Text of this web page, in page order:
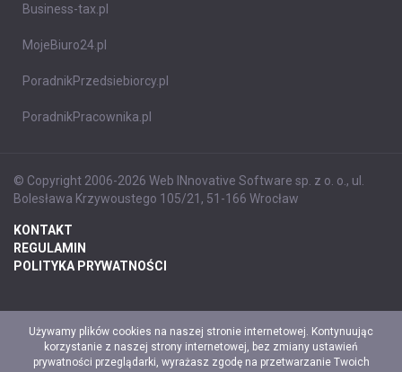
Business-tax.pl
MojeBiuro24.pl
PoradnikPrzedsiebiorcy.pl
PoradnikPracownika.pl
© Copyright 2006-2026 Web INnovative Software sp. z o. o., ul.
Bolesława Krzywoustego 105/21, 51-166 Wrocław
KONTAKT
REGULAMIN
POLITYKA PRYWATNOŚCI
Używamy plików cookies na naszej stronie internetowej. Kontynuując
korzystanie z naszej strony internetowej, bez zmiany ustawień
prywatności przeglądarki, wyrażasz zgodę na przetwarzanie Twoich